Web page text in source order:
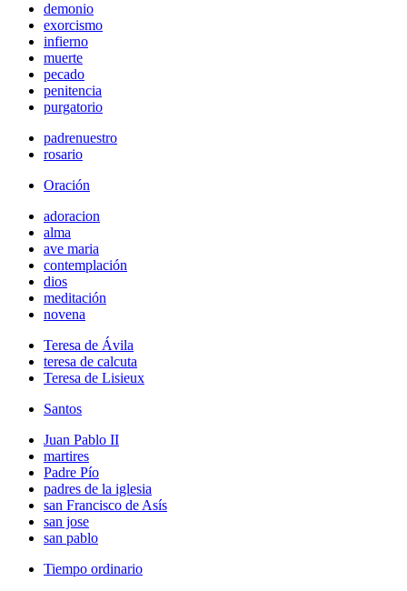
demonio
exorcismo
infierno
muerte
pecado
penitencia
purgatorio
padrenuestro
rosario
Oración
adoracion
alma
ave maria
contemplación
dios
meditación
novena
Teresa de Ávila
teresa de calcuta
Teresa de Lisieux
Santos
Juan Pablo II
martires
Padre Pío
padres de la iglesia
san Francisco de Asís
san jose
san pablo
Tiempo ordinario